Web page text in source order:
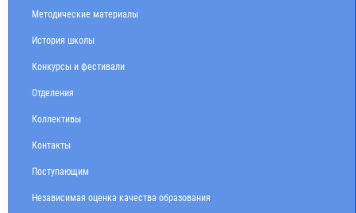
Методические материалы
История школы
Конкурсы и фестивали
Отделения
Коллективы
Контакты
Поступающим
Независимая оценка качества образования